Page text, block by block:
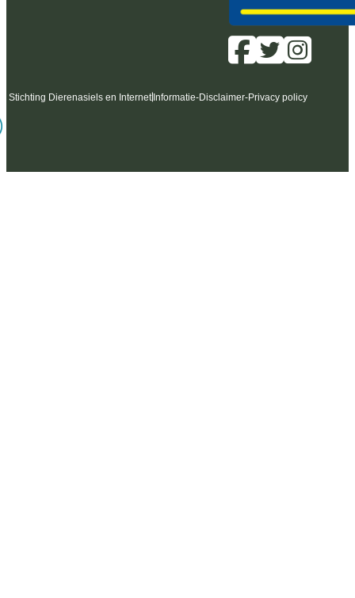
Stichting Dierenasiels en Internet Informatie-Disclaimer-Privacy policy